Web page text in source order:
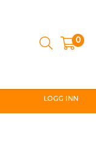
0
LOGG INN